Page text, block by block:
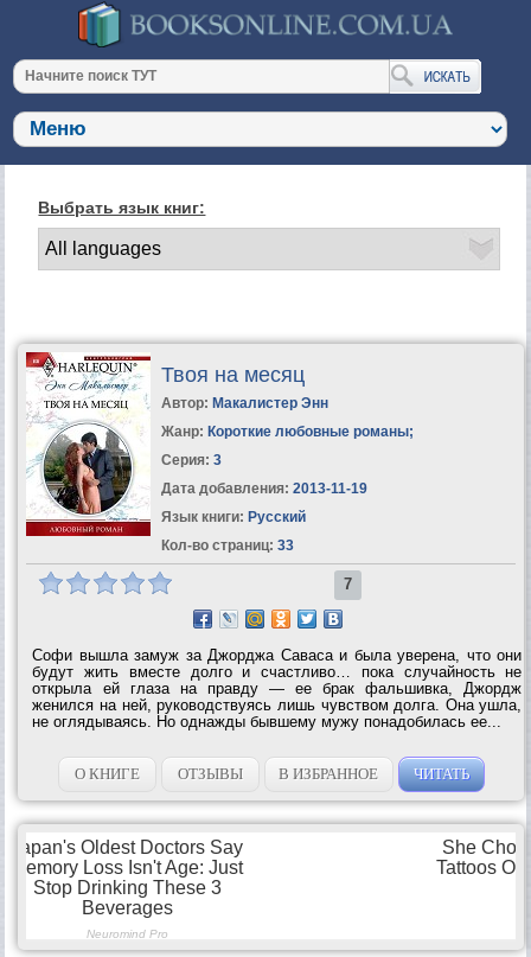
Выбрать язык книг:
Твоя на месяц
Автор: Макалистер Энн
Жанр: Короткие любовные романы;
Серия: 3
Дата добавления: 2013-11-19
Язык книги: Русский
Кол-во страниц: 33
7
Софи вышла замуж за Джорджа Саваса и была уверена, что они
будут жить вместе долго и счастливо… пока случайность не
открыла ей глаза на правду — ее брак фальшивка, Джордж
женился на ней, руководствуясь лишь чувством долга. Она ушла,
не оглядываясь. Но однажды бывшему мужу понадобилась ее...
О КНИГЕ ОТЗЫВЫ В ИЗБРАННОЕ ЧИТАТЬ